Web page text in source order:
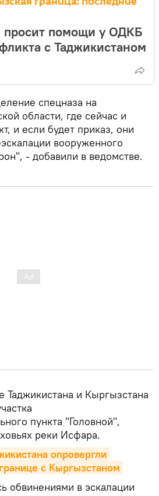
просит помощи у ОДКБ
с Таджикистаном
спецназа на
области, где сейчас и
и если будет приказ, они
вооруженного
- добавили в ведомстве.
Таджикистана и Кыргызстана
пункта "Головной",
реки Исфара.
опровергли
с Кыргызстаном
обвинениями в эскалации